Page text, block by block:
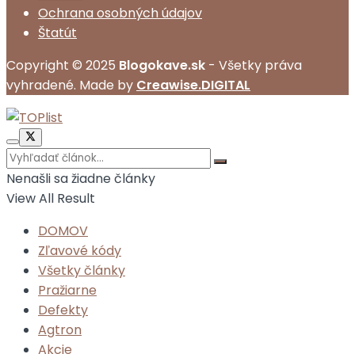
Ochrana osobných údajov
Štatút
Copyright © 2025 Blogokave.sk - Všetky práva
vyhradené. Made by Creawise.DIGITAL
Nenašli sa žiadne články
View All Result
DOMOV
Zľavové kódy
Všetky články
Pražiarne
Defekty
Agtron
Akcie